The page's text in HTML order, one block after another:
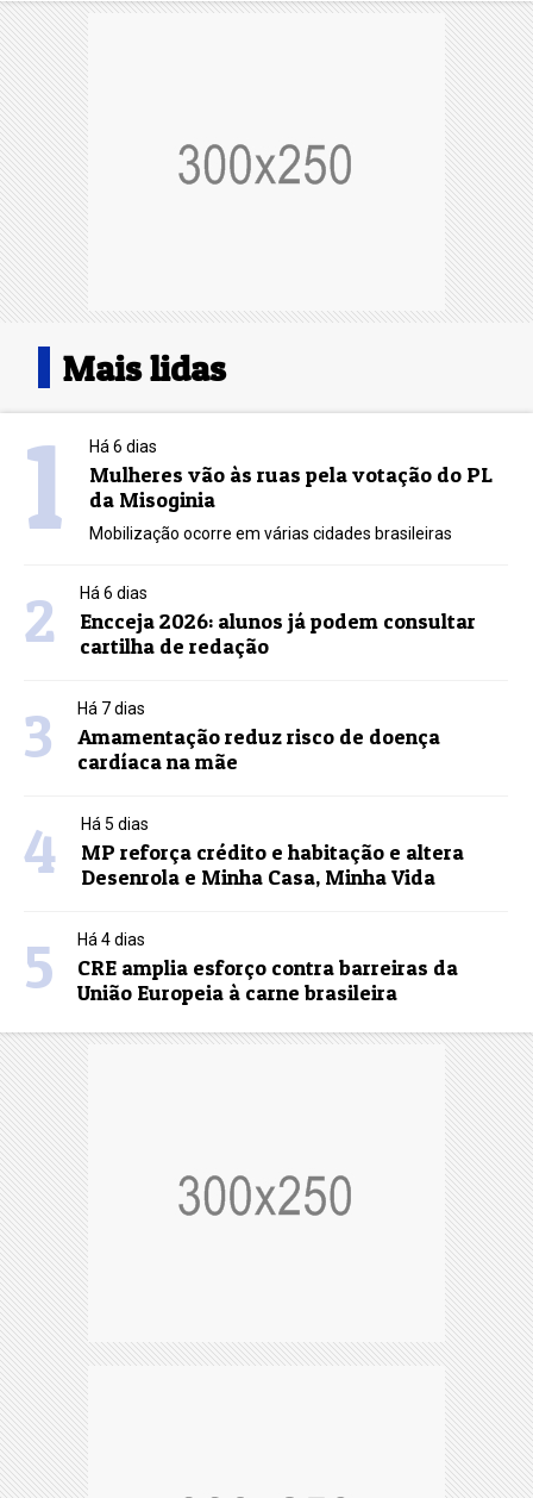
Mais lidas
1 Há 6 dias
Mulheres vão às ruas pela votação do PL
da Misoginia
Mobilização ocorre em várias cidades brasileiras
2 Há 6 dias
Encceja 2026: alunos já podem consultar
cartilha de redação
3 Há 7 dias
Amamentação reduz risco de doença
cardíaca na mãe
4 Há 5 dias
MP reforça crédito e habitação e altera
Desenrola e Minha Casa, Minha Vida
5 Há 4 dias
CRE amplia esforço contra barreiras da
União Europeia à carne brasileira